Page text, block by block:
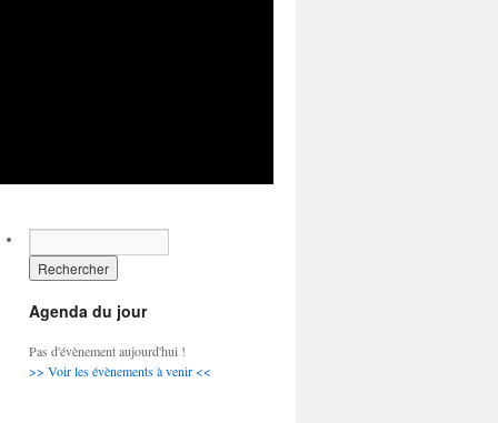
Agenda du jour
Pas d'évènement aujourd'hui !
>> Voir les évènements à venir <<